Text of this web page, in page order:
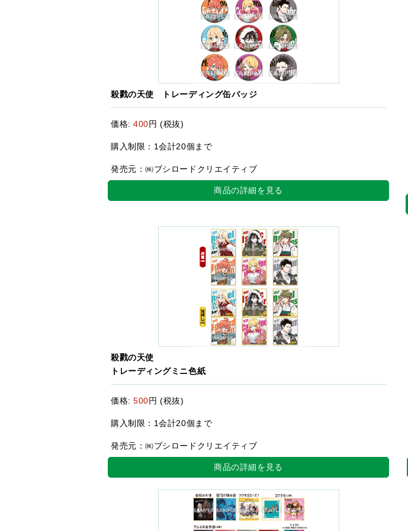
殺戮の天使 トレーディング缶バッジ
価格:400円 (税抜)
購入制限：1会計20個まで
発売元：㈱ブシロードクリエイティブ
商品の詳細を見る
殺戮の天使
トレーディングミニ色紙
価格:500円 (税抜)
購入制限：1会計20個まで
発売元：㈱ブシロードクリエイティブ
商品の詳細を見る